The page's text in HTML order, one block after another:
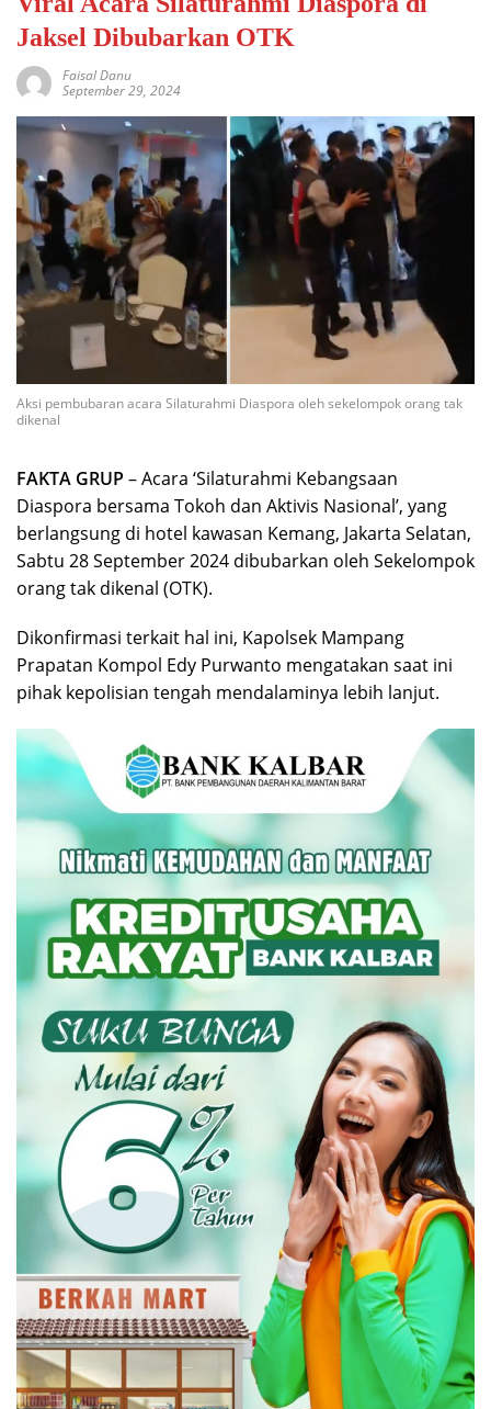
Jaksel Dibubarkan OTK
Faisal Danu
September 29, 2024
Aksi pembubaran acara Silaturahmi Diaspora oleh sekelompok orang tak
dikenal
FAKTA GRUP – Acara ‘Silaturahmi Kebangsaan
Diaspora bersama Tokoh dan Aktivis Nasional’, yang
berlangsung di hotel kawasan Kemang, Jakarta Selatan,
Sabtu 28 September 2024 dibubarkan oleh Sekelompok
orang tak dikenal (OTK).
Dikonfirmasi terkait hal ini, Kapolsek Mampang
Prapatan Kompol Edy Purwanto mengatakan saat ini
pihak kepolisian tengah mendalaminya lebih lanjut.